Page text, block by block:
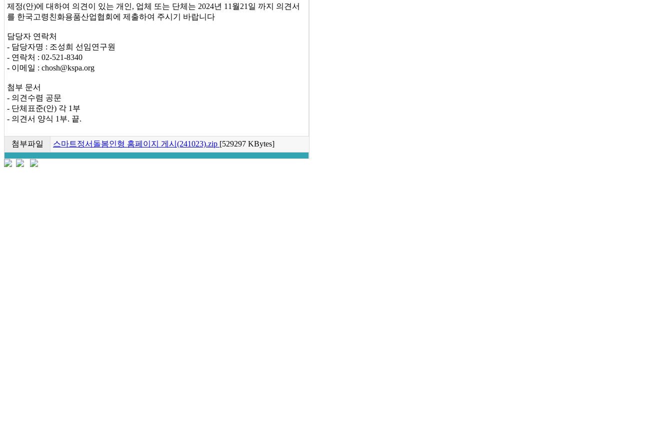
제정(안)에 대하여 의견이 있는 개인, 업체 또는 단체는 2024년 11월21일 까지 의견서
를 한국고령친화용품산업협회에 제출하여 주시기 바랍니다
담당자 연락처
- 담당자명 : 조성희 선임연구원
- 연락처 : 02-521-8340
- 이메일 : chosh@kspa.org
첨부 문서
- 의견수렴 공문
- 단체표준(안) 각 1부
- 의견서 양식 1부. 끝.
첨부파일 스마트정서돌봄인형 홈페이지 게시(241023).zip [529297 KBytes]